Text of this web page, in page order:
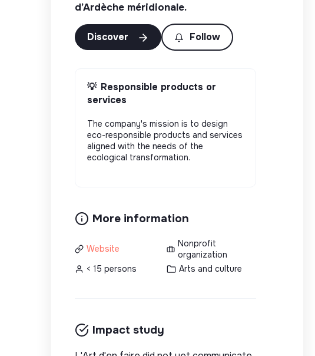
d’Ardèche méridionale.
Discover Follow
💡 Responsible products or
services
The company's mission is to design
eco-responsible products and services
aligned with the needs of the
ecological transformation.
More information
Website
Nonprofit
organization
< 15 persons
Arts and culture
Impact study